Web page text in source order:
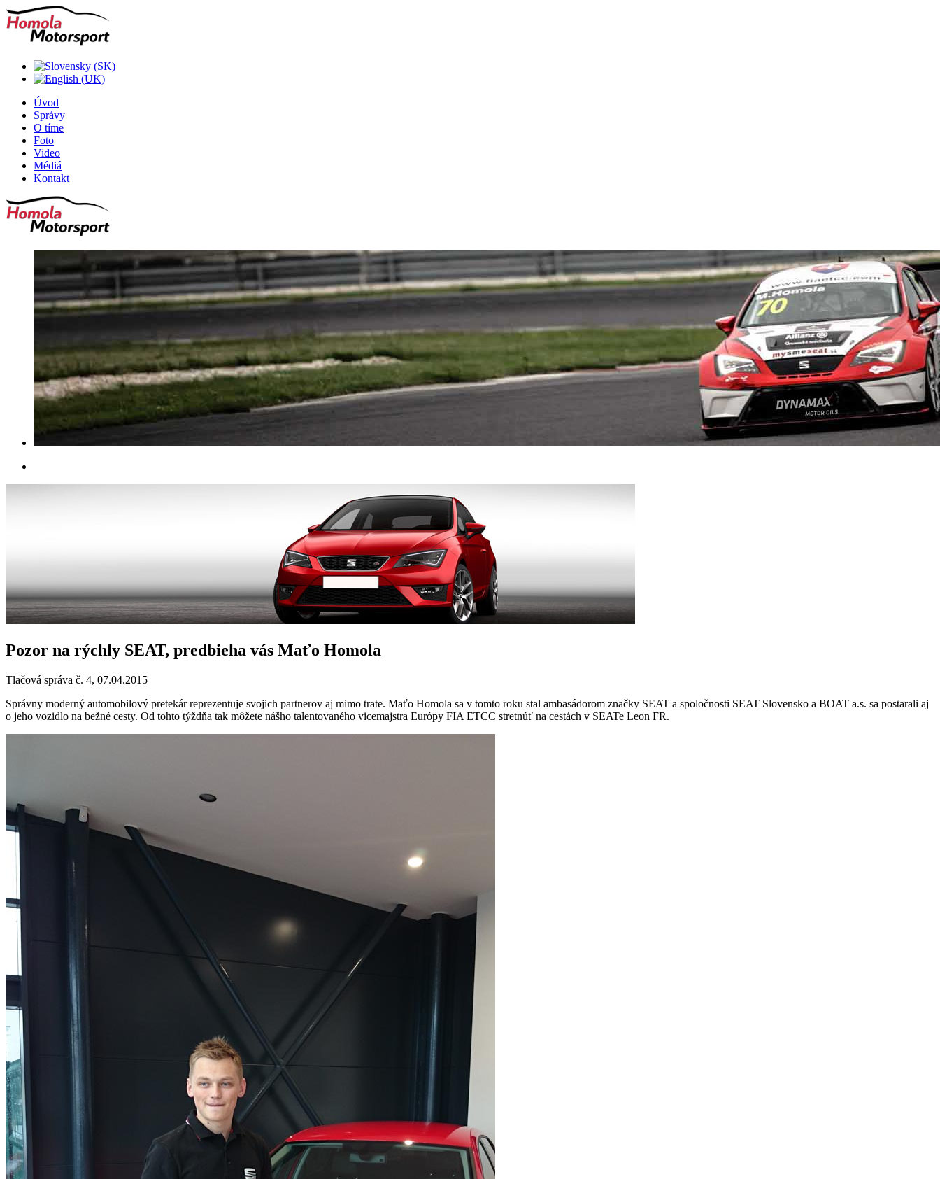
Úvod
Správy
O tíme
Foto
Video
Médiá
Kontakt
Pozor na rýchly SEAT, predbieha vás Maťo Homola
Tlačová správa č. 4, 07.04.2015
Správny moderný automobilový pretekár reprezentuje svojich partnerov aj mimo trate. Maťo Homola sa v tomto roku stal ambasádorom značky SEAT a spoločnosti SEAT Slovensko a BOAT a.s. sa postarali aj
o jeho vozidlo na bežné cesty. Od tohto týždňa tak môžete nášho talentovaného vicemajstra Európy FIA ETCC stretnúť na cestách v SEATe Leon FR.